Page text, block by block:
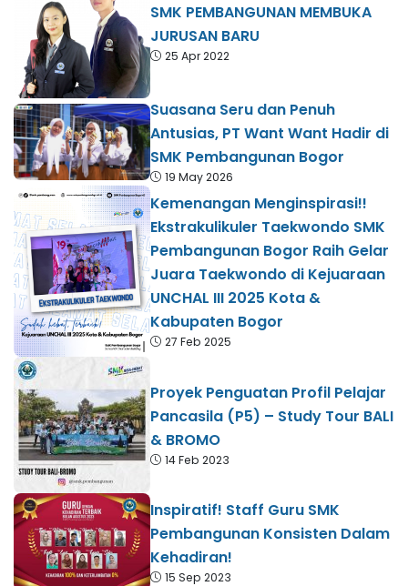
SMK PEMBANGUNAN MEMBUKA
JURUSAN BARU
25 Apr 2022
Suasana Seru dan Penuh
Antusias, PT Want Want Hadir di
SMK Pembangunan Bogor
19 May 2026
Kemenangan Menginspirasi!!
Ekstrakulikuler Taekwondo SMK
Pembangunan Bogor Raih Gelar
Juara Taekwondo di Kejuaraan
UNCHAL III 2025 Kota &
Kabupaten Bogor
27 Feb 2025
Proyek Penguatan Profil Pelajar
Pancasila (P5) – Study Tour BALI
& BROMO
14 Feb 2023
Inspiratif! Staff Guru SMK
Pembangunan Konsisten Dalam
Kehadiran!
15 Sep 2023